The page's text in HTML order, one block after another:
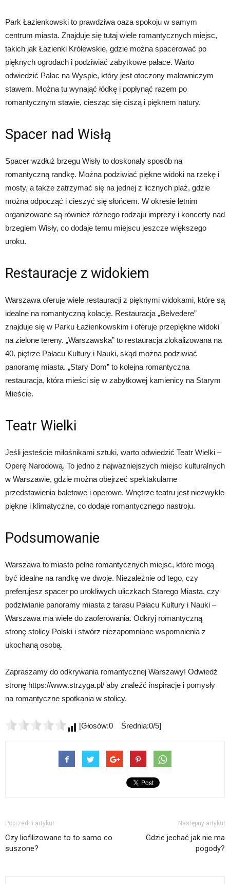
Park Łazienkowski to prawdziwa oaza spokoju w samym
centrum miasta. Znajduje się tutaj wiele romantycznych miejsc,
takich jak Łazienki Królewskie, gdzie można spacerować po
pięknych ogrodach i podziwiać zabytkowe pałace. Warto
odwiedzić Pałac na Wyspie, który jest otoczony malowniczym
stawem. Można tu wynająć łódkę i popłynąć razem po
romantycznym stawie, ciesząc się ciszą i pięknem natury.
Spacer nad Wisłą
Spacer wzdłuż brzegu Wisły to doskonały sposób na
romantyczną randkę. Można podziwiać piękne widoki na rzekę i
mosty, a także zatrzymać się na jednej z licznych plaż, gdzie
można odpocząć i cieszyć się słońcem. W okresie letnim
organizowane są również różnego rodzaju imprezy i koncerty nad
brzegiem Wisły, co dodaje temu miejscu jeszcze większego
uroku.
Restauracje z widokiem
Warszawa oferuje wiele restauracji z pięknymi widokami, które są
idealne na romantyczną kolację. Restauracja „Belvedere”
znajduje się w Parku Łazienkowskim i oferuje przepiękne widoki
na zielone tereny. „Warszawska” to restauracja zlokalizowana na
40. piętrze Pałacu Kultury i Nauki, skąd można podziwiać
panoramę miasta. „Stary Dom” to kolejna romantyczna
restauracja, która mieści się w zabytkowej kamienicy na Starym
Mieście.
Teatr Wielki
Jeśli jesteście miłośnikami sztuki, warto odwiedzić Teatr Wielki –
Operę Narodową. To jedno z najważniejszych miejsc kulturalnych
w Warszawie, gdzie można obejrzeć spektakularne
przedstawienia baletowe i operowe. Wnętrze teatru jest niezwykle
piękne i klimatyczne, co dodaje romantycznego nastroju.
Podsumowanie
Warszawa to miasto pełne romantycznych miejsc, które mogą
być idealne na randkę we dwoje. Niezależnie od tego, czy
preferujesz spacer po urokliwych uliczkach Starego Miasta, czy
podziwianie panoramy miasta z tarasu Pałacu Kultury i Nauki –
Warszawa ma wiele do zaoferowania. Odkryj romantyczną
stronę stolicy Polski i stwórz niezapomniane wspomnienia z
ukochaną osobą.
Zapraszamy do odkrywania romantycznej Warszawy! Odwiedź
stronę https://www.strzyga.pl/ aby znaleźć inspiracje i pomysły
na romantyczne spotkania w stolicy.
[Głosów:0 Średnia:0/5]
Poprzedni artykuł
Czy liofilizowane to to samo co
suszone?
Następny artykuł
Gdzie jechać jak nie ma
pogody?